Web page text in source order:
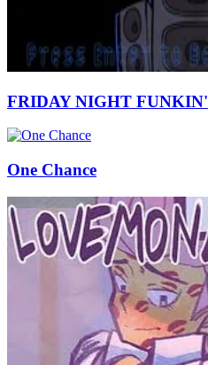
FRIDAY NIGHT FUNKIN'
One Chance